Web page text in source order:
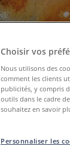
Choisir vos
Nous utilisons des
comment les clients
publicités, y compris
outils dans le cadre
souhaitez en savoir
Personnaliser les